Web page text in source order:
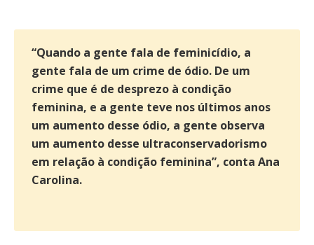
“Quando a gente fala de feminicídio, a
gente fala de um crime de ódio. De um
crime que é de desprezo à condição
feminina, e a gente teve nos últimos anos
um aumento desse ódio, a gente observa
um aumento desse ultraconservadorismo
em relação à condição feminina”, conta Ana
Carolina.